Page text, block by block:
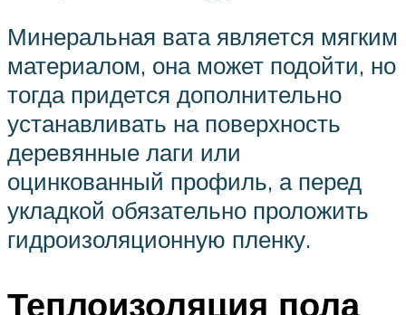
Минеральная вата является мягким
материалом, она может подойти, но
тогда придется дополнительно
устанавливать на поверхность
деревянные лаги или
оцинкованный профиль, а перед
укладкой обязательно проложить
гидроизоляционную пленку.
Теплоизоляция пола